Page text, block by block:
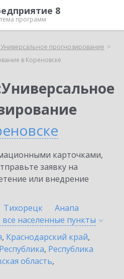
8
программ
прогнозирование
в Кореновске
карточками,
заявку на
или внедрение
Тихорецк
Анапа
населенные пункты
, Краснодарский край,
, Республика
область,